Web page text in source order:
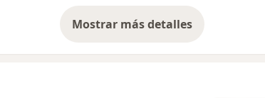
Mostrar más detalles
sobre la experiencia